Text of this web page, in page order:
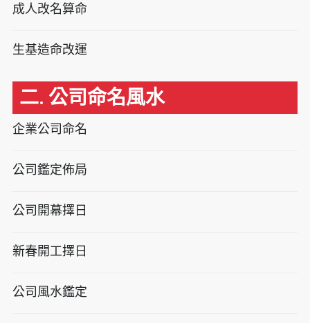
成人改名算命
生基造命改運
二. 公司命名風水
企業公司命名
公司鑑定佈局
公司開幕擇日
新春開工擇日
公司風水鑑定